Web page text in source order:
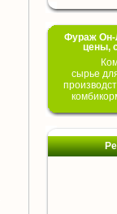
Фураж Он-
цены,
сырье